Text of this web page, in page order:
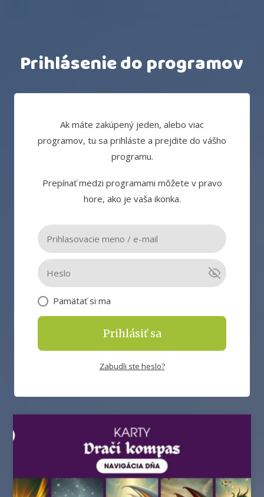
Prihlásenie do programov
Ak máte zakúpený jeden, alebo viac
programov, tu sa prihláste a prejdite do vášho
programu.
Prepínať medzi programami môžete v pravo
hore, ako je vaša ikonka.
Pamätať si ma
Prihlásiť sa
Zabudli ste heslo?